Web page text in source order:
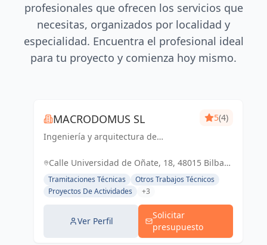
profesionales que ofrecen los servicios que
necesitas, organizados por localidad y
especialidad. Encuentra el profesional ideal
para tu proyecto y comienza hoy mismo.
MACRODOMUS SL
Ingeniería y arquitectura de
y funcional
5(4)
Calle Universidad de Oñate, 18, 48015 Bilbao,
Vizcaya, España, España
Tramitaciones Técnicas
Otros Trabajos Técnicos
Proyectos De Actividades
+3
Ver Perfil
Solicitar
presupuesto